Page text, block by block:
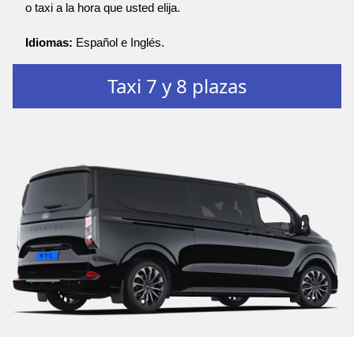
o taxi a la hora que usted elija.
Idiomas: Español e Inglés.
Taxi 7 y 8 plazas